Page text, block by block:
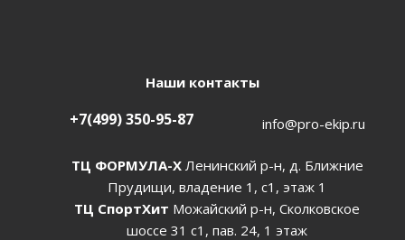
Наши контакты
+7(499) 350-95-87 info@pro-ekip.ru
ТЦ ФОРМУЛА-ХЛенинский р-н, д. Ближние
Прудищи, владение 1, с1, этаж 1
ТЦ СпортХит Можайский р-н, Сколковское
шоссе 31 с1, пав. 24, 1 этаж